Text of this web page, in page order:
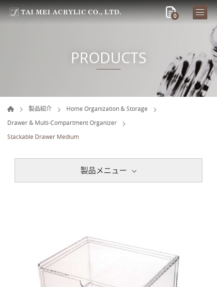
0
PRODUCTS
製品紹介
Home Organization & Storage
Drawer & Multi-Compartment Organizer
Stackable Drawer Medium
製品メニュー